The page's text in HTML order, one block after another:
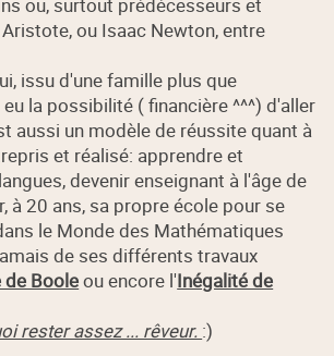
ou Isaac Newton, entre
issu d'une famille plus que
la possibilité ( financière ^^^) d'aller
aussi un modèle de réussite quant à
et réalisé: apprendre et
devenir enseignant à l'âge de
à 20 ans, sa propre école pour se
le Monde des Mathématiques
de ses différents travaux
de Booleou encore l'Inégalité de
rester assez ... rêveur. :)